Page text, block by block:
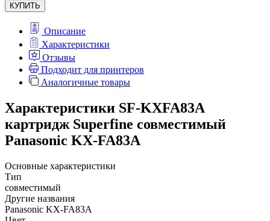
КУПИТЬ
Описание
Характеристики
Отзывы
Подходит для принтеров
Аналогичные товары
Характеристики SF-KXFA83A
картридж Superfine совместимый
Panasonic KX-FA83A
Основные характеристики
Тип
совместимый
Другие названия
Panasonic KX-FA83A